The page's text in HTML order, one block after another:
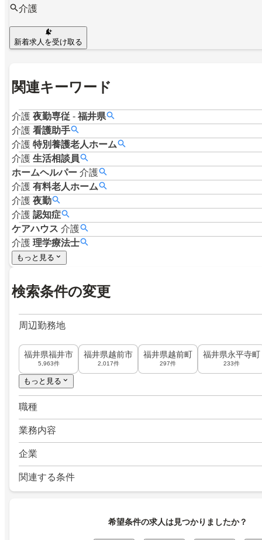
介護
新着求人を受け取る
関連キーワード
介護 夜勤専従 - 福井県
介護 看護助手
介護 特別養護老人ホーム
介護 生活相談員
ホームヘルパー 介護
介護 有料老人ホーム
介護 夜勤
介護 認知症
ケアハウス 介護
介護 理学療法士
もっと見る
検索条件の変更
周辺勤務地
福井県福井市
5,963件
福井県越前市
2,017件
福井県越前町
297件
福井県永平寺町
233件
もっと見る
職種
業務内容
企業
関連する条件
希望条件の求人は見つかりましたか？